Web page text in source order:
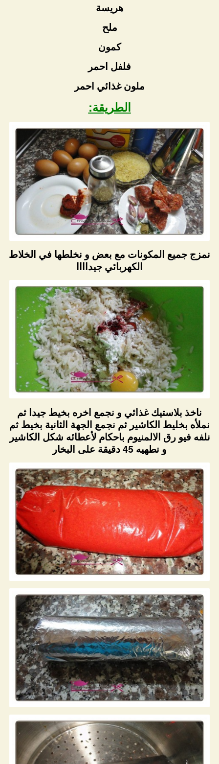
هريسة
ملح
كمون
فلفل احمر
ملون غذائي احمر
الطريقة:
نمزج جميع المكونات مع بعض و نخلطها في الخلاط
الكهربائي جيداااا
ناخذ بلاستيك غذائي و نجمع اخره بخيط جيدا ثم
نملأه بخليط الكاشير ثم نجمع الجهة الثانية بخيط ثم
نلفه فيو رق الالمنيوم باحكام لأعطائه شكل الكاشير
و نطهيه 45 دقيقة على البخار